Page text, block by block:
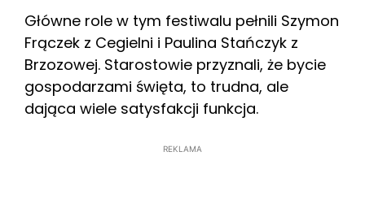
Główne role w tym festiwalu pełnili Szymon
Frączek z Cegielni i Paulina Stańczyk z
Brzozowej. Starostowie przyznali, że bycie
gospodarzami święta, to trudna, ale
dająca wiele satysfakcji funkcja.
REKLAMA